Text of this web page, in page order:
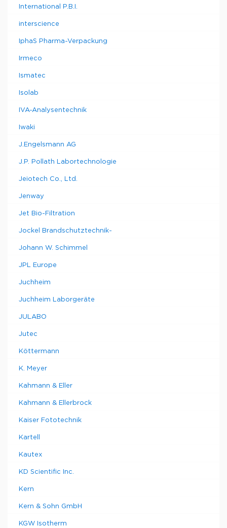
International P.B.I.
interscience
IphaS Pharma-Verpackung
Irmeco
Ismatec
Isolab
IVA-Analysentechnik
Iwaki
J.Engelsmann AG
J.P. Pollath Labortechnologie
Jeiotech Co., Ltd.
Jenway
Jet Bio-Filtration
Jockel Brandschutztechnik-
Johann W. Schimmel
JPL Europe
Juchheim
Juchheim Laborgeräte
JULABO
Jutec
Köttermann
K. Meyer
Kahmann & Eller
Kahmann & Ellerbrock
Kaiser Fototechnik
Kartell
Kautex
KD Scientific Inc.
Kern
Kern & Sohn GmbH
KGW Isotherm